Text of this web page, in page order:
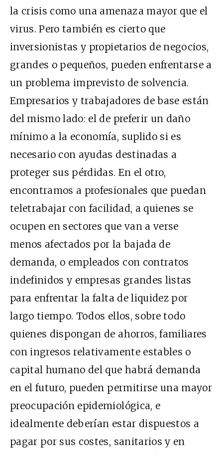
la crisis como una amenaza mayor que el
virus. Pero también es cierto que
inversionistas y propietarios de negocios,
grandes o pequeños, pueden enfrentarse a
un problema imprevisto de solvencia.
Empresarios y trabajadores de base están
del mismo lado: el de preferir un daño
mínimo a la economía, suplido si es
necesario con ayudas destinadas a
proteger sus pérdidas. En el otro,
encontramos a profesionales que puedan
teletrabajar con facilidad, a quienes se
ocupen en sectores que van a verse
menos afectados por la bajada de
demanda, o empleados con contratos
indefinidos y empresas grandes listas
para enfrentar la falta de liquidez por
largo tiempo. Todos ellos, sobre todo
quienes dispongan de ahorros, familiares
con ingresos relativamente estables o
capital humano del que habrá demanda
en el futuro, pueden permitirse una mayor
preocupación epidemiológica, e
idealmente deberían estar dispuestos a
pagar por sus costes, sanitarios y en